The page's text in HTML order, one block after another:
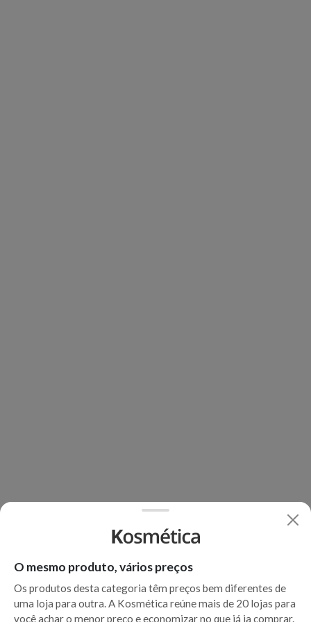
O mesmo produto, vários preços
Os produtos desta categoria têm preços bem diferentes de
uma loja para outra. A Kosmética reúne mais de 20 lojas para
você achar o menor preço e economizar no que já ia comprar.